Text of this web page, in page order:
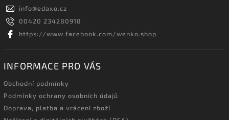
info@edaxo.cz
00420 234280918
https://www.facebook.com/wenko.shop
INFORMACE PRO VÁS
Obchodní podmínky
Podmínky ochrany osobních údajů
Doprava, platba a vrácení zboží